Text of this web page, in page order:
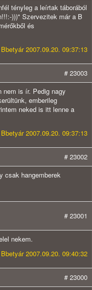
tényleg a leírtak táborából
)))" Szervezitek már a B
és
2007.09.20. 09:37:13
# 23003
nem is ír. Pedig nagy
emberileg
neked is itt lenne a
2007.09.20. 09:37:13
# 23002
csak hangemberek
# 23001
nekem.
2007.09.20. 09:40:32
# 23000